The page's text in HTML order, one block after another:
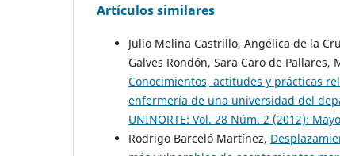
Artículos similares
Julio Melina Castrillo, Angélica de la
Galves Rondón, Sara Caro de
Conocimientos, actitudes y prácticas
enfermería de una universidad del
UNINORTE: Vol. 28 Núm. 2 (2012):
Rodrigo Barceló Martínez,